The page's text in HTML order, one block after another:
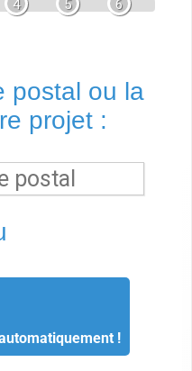
4 5 6
postal ou la
projet :
!